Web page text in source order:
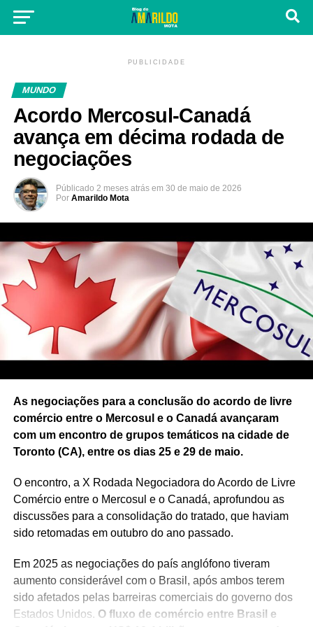
PUBLICIDADE
MUNDO
Acordo Mercosul-Canadá
avança em décima rodada de
negociações
Públicado 2 meses atrás em 30 de maio de 2026
Por Amarildo Mota
As negociações para a conclusão do acordo de livre
comércio entre o Mercosul e o Canadá avançaram
com um encontro de grupos temáticos na cidade de
Toronto (CA), entre os dias 25 e 29 de maio.
O encontro, a X Rodada Negociadora do Acordo de Livre
Comércio entre o Mercosul e o Canadá, aprofundou as
discussões para a consolidação do tratado, que haviam
sido retomadas em outubro do ano passado.
Em 2025 as negociações do país anglófono tiveram
aumento considerável com o Brasil, após ambos terem
sido afetados pelas barreiras comerciais do governo dos
Estados Unidos. O fluxo de comércio entre Brasil e